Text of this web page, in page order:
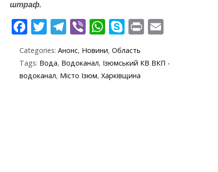
штраф.
F
e
b
T
itt
er
T
e
gr
Vi
er
W
at
s
S
y
p
Pr
t ai
Categories: Анонс, Новини, Область
Tags: Вода, Водоканал, Ізюмський КВ ВКП -
водоканал, Місто Ізюм, Харківщина